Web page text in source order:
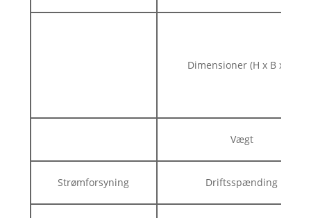
Dimensioner (H x B x D)
Vægt
Strømforsyning Driftsspænding